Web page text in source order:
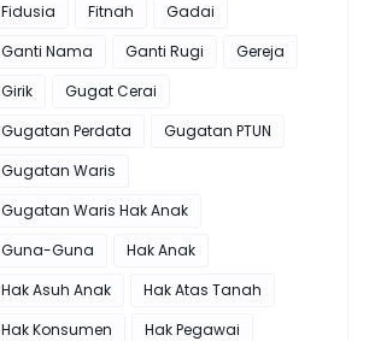
Fidusia
Fitnah
Gadai
Ganti Nama
Ganti Rugi
Gereja
Girik
Gugat Cerai
Gugatan Perdata
Gugatan PTUN
Gugatan Waris
Gugatan Waris Hak Anak
Guna-Guna
Hak Anak
Hak Asuh Anak
Hak Atas Tanah
Hak Konsumen
Hak Pegawai